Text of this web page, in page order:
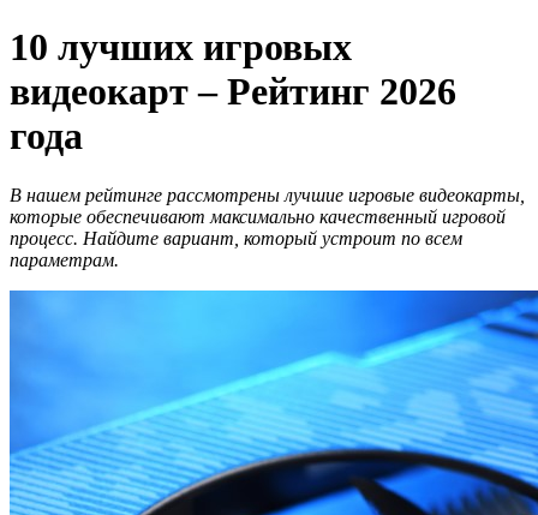
10 лучших игровых
видеокарт – Рейтинг 2026
года
В нашем рейтинге рассмотрены лучшие игровые видеокарты,
которые обеспечивают максимально качественный игровой
процесс. Найдите вариант, который устроит по всем
параметрам.